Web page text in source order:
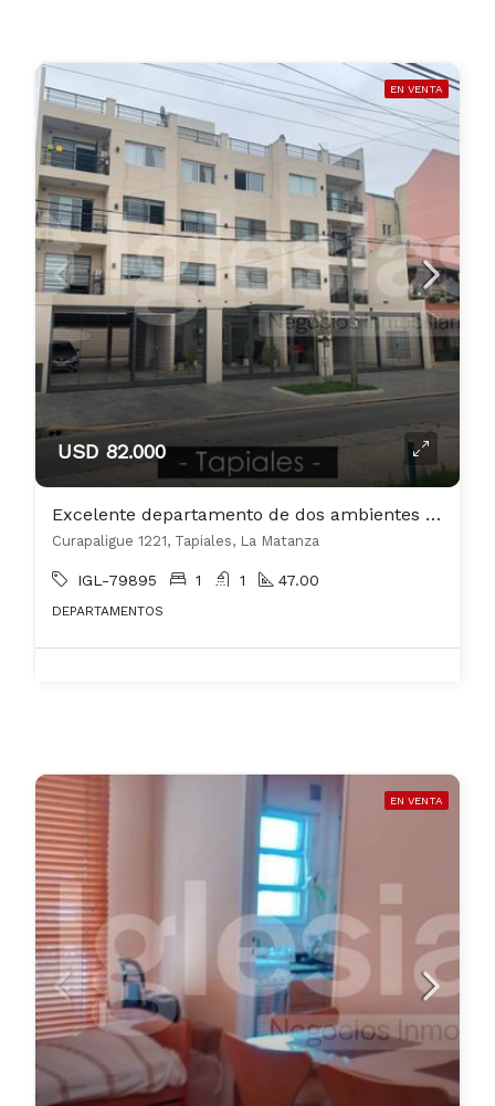
EN VENTA
USD 82.000
Excelente departamento de dos ambientes en Tapiales
Curapaligue 1221, Tapiales, La Matanza
IGL-79895 1 1 47.00
DEPARTAMENTOS
EN VENTA